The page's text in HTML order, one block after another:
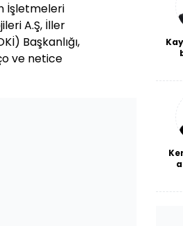
İşletmeleri
A.Ş, İller
Başkanlığı,
ve netice